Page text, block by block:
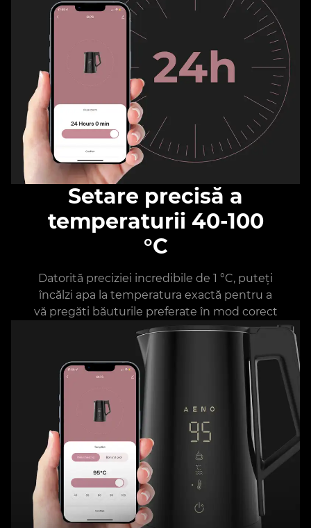
Setare precisă a
temperaturii 40-100
°C
Datorită preciziei incredibile de 1 °C, puteți
încălzi apa la temperatura exactă pentru a
vă pregăti băuturile preferate în mod corect